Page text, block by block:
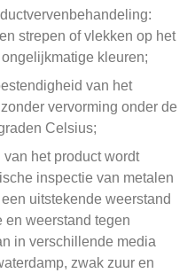
strepen of vlekken op het
kleuren;
van het
vervorming onder de
Celsius;
het product wordt
inspectie van metalen
uitstekende weerstand
en weerstand tegen
in verschillende media
zwak zuur en